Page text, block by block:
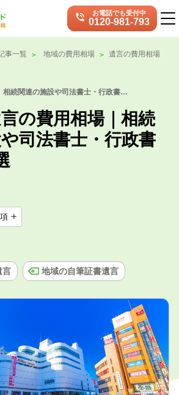
phone_in_talk お電話でも受付中
0120-981-793
事一覧 地域の費用相場 遺言の費用相場
続関連の施設や司法書士・行政書士
の費用相場｜相続
司法書士・行政書
言 地域の自筆証書遺言